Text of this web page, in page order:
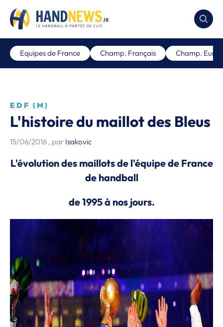
Equipes de France Champ. Français Champ.
EDF (M)
L'histoire du maillot des Bleus
15/06/2016 , par Isakovic
L'évolution des maillots de l'équipe de France
de handball
de 1995 à nos jours.